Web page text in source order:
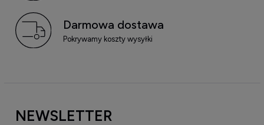
Darmowa dostawa
Pokrywamy koszty wysyłki
NEWSLETTER